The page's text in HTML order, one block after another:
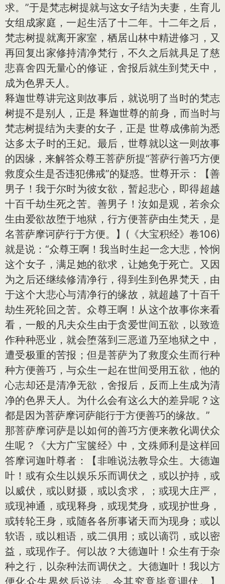
求。”于是梵志树提就与这女子结为夫妻，生育儿
女组成家庭，一起生活了十二年。十二年之后，
梵志树提就离开家室，栖居山林中精进修习，又
再回复出家修持清净梵行，不久之后就具足了慈
悲喜舍四无量心的修证，舍报后就生到梵天中，
成为色界天人。
释迦世尊讲完这则故事后，就说明了当时的梵志
树提不是别人，正是 释迦世尊的前身，而当时与
梵志树提结为夫妻的女子，正是 世尊成佛前为悉
达多太子时的王妃。最后，世尊就以这一则故事
的因缘，来解答众尊王菩萨所提“菩萨行善巧方便
救度众生是否违犯佛戒”的疑惑。世尊开示：【善
男子！我于尔时为彼女欲，暂起悲心，即得超越
十百千劫生死之苦。善男子！汝如是观，若余众
生由爱欲故堕于地狱，行方便菩萨由生梵天，是
名菩萨摩诃萨行于方便。】(《大宝积经》卷106)
就是说：“众尊王啊！我当时生起一念大悲，怜悯
这个女子，满足她的欲求，让她免于死亡。又因
为之后还继续修清净行，得到生到色界梵天，由
于这个大悲心与清净行的缘故，就超越了十百千
劫生死轮回之苦。众尊王啊！从这个故事你来看
看，一般的凡夫众生由于贪爱世间五欲，以致造
作种种恶业，就会堕落到三恶道乃至地狱之中，
遭受极重的苦报；但是菩萨为了救度众生而行种
种方便善巧，与众生一起在世间受用五欲，他的
心志却还是清净无欲，舍报后，反而上生成为清
净的色界天人。为什么会有这么大的差异呢？这
都是因为菩萨摩诃萨能行于方便善巧的缘故。”
那菩萨摩诃萨是以如何的善巧方便来教化调伏众
生呢？《大方广宝箧经》中，文殊师利是这样回
答摩诃迦叶尊者：【非唯说法教导众生。大德迦
叶！或有众生以娱乐乐而调伏之，或以护持，或
以威伏，或以财摄，或以贪求，；或现大庄严，
或现神通，或现释身，或现梵身，或现护世身，
或转轮王身，或随各各所事诸天而为现身；或以
软语，或以粗语，或二俱用；或以谪罚，或以密
益，或现作子。何以故？大德迦叶！众生有于杂
种之行，以杂种法而调伏之。大德迦叶！我以方
便化众生界然后说法，令其究竟毕竟调伏。】